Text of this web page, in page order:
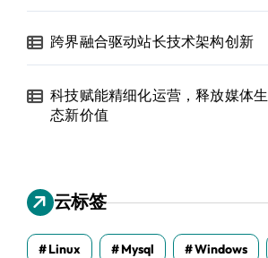
跨界融合驱动站长技术架构创新
科技赋能精细化运营，释放媒体生
态新价值
云标签
Linux Mysql Windows